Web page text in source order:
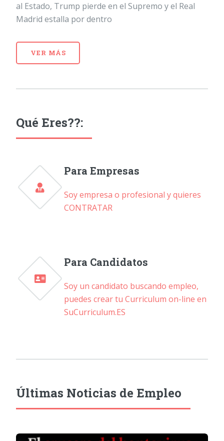
al Estado, Trump pierde en el Supremo y el Real
Madrid estalla por dentro
VER MÁS
Qué Eres??:
Para Empresas
Soy empresa o profesional y quieres
CONTRATAR
Para Candidatos
Soy un candidato buscando empleo,
puedes crear tu Curriculum on-line en
SuCurriculum.ES
Últimas Noticias de Empleo